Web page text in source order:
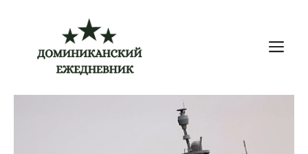
содержимому